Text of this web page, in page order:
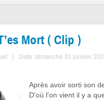
Mort ( Clip )
Date :dimanche 31 janvier
Après avoir sorti son
D'où l'on vient il y a